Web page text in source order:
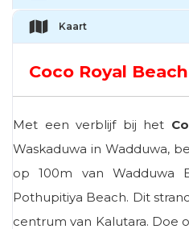
Kaart
Coco Royal
Met een verblijf bij het
Waskaduwa in Wadduwa,
op 100m van Wadduwa
Pothupitiya Beach. Dit
centrum van Kalutara. Doe